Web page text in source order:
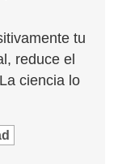
tu
reduce el
ciencia lo